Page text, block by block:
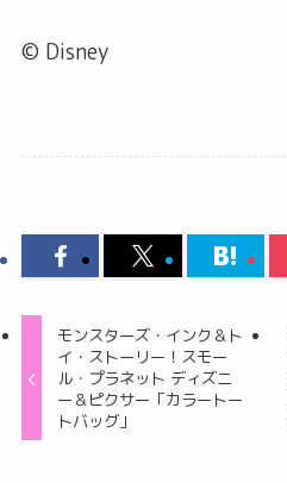
© Disney
モンスターズ・インク＆ト
イ・ストーリー！スモー
ル・プラネット ディズニ
ー＆ピクサー「カラートー
トバッグ」